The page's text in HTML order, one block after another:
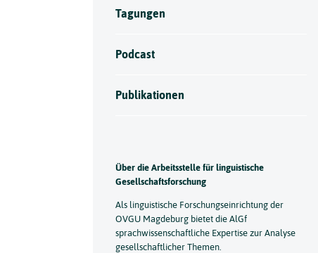
Tagungen
Podcast
Publikationen
Über die Arbeitsstelle für linguistische
Gesellschaftsforschung
Als linguistische Forschungseinrichtung der
OVGU Magdeburg bietet die AlGf
sprachwissenschaftliche Expertise zur Analyse
gesellschaftlicher Themen.